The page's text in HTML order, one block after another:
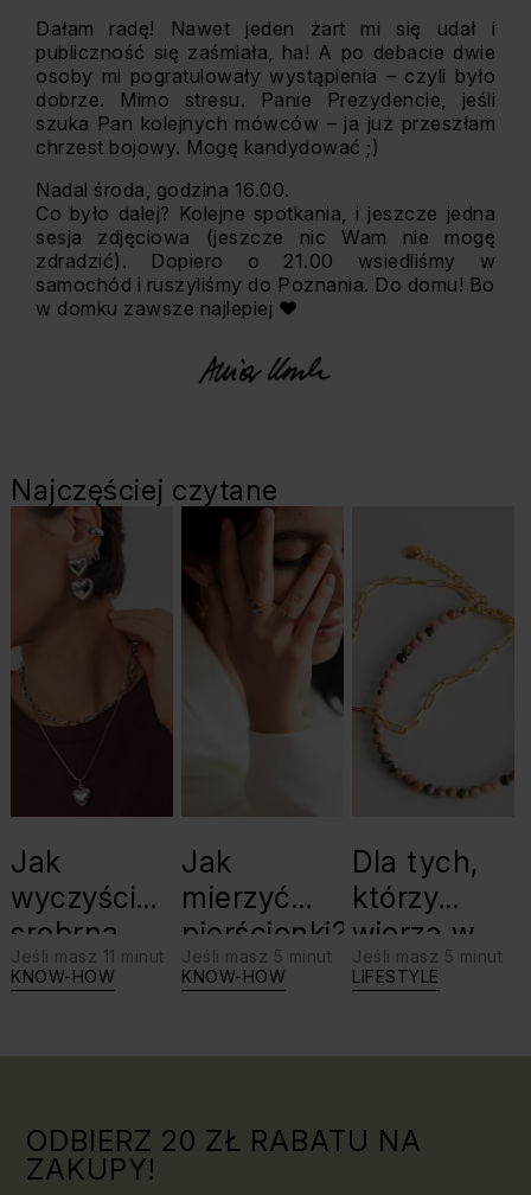
Dałam radę! Nawet jeden żart mi się udał i
publiczność się zaśmiała, ha! A po debacie dwie
osoby mi pogratulowały wystąpienia – czyli było
dobrze. Mimo stresu. Panie Prezydencie, jeśli
szuka Pan kolejnych mówców – ja już przeszłam
chrzest bojowy. Mogę kandydować ;)
Nadal środa, godzina 16.00.
Co było dalej? Kolejne spotkania, i jeszcze jedna
sesja zdjęciowa (jeszcze nic Wam nie mogę
zdradzić). Dopiero o 21.00 wsiedliśmy w
samochód i ruszyliśmy do Poznania. Do domu! Bo
w domku zawsze najlepiej ♥
Najczęściej czytane
Jak
wyczyścić
srebrną
biżuterię?
Jeśli masz 11 minut
KNOW-HOW
Jak
mierzyć
pierścionki?
Jeśli masz 5 minut
KNOW-HOW
Dla tych,
którzy
wierzą w
swoje siły:
Jeśli masz 5 minut
LIFESTYLE
ODBIERZ 20 ZŁ RABATU NA
ZAKUPY!